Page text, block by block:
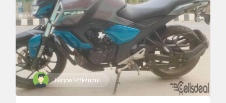
Nirjon Maksudul